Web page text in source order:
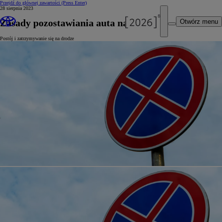
Przejdź do głównej zawartości (Press Enter)
Otwórz menu
28 sierpnia 2023
Zasady pozostawiania auta na poboczu
Postój i zatrzymywanie się na drodze